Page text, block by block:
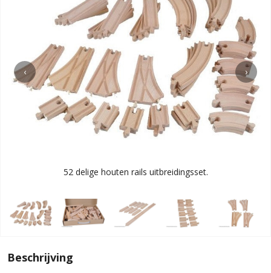
‹ ›
52 delige houten rails uitbreidingsset.
Beschrijving